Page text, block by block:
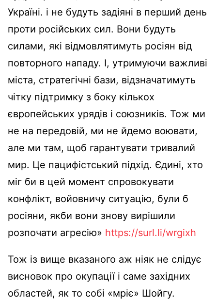
Україні. і не будуть задіяні в перший день
проти російських сил. Вони будуть
силами, які відмовлятимуть росіян від
повторного нападу. І, утримуючи важливі
міста, стратегічні бази, відзначатимуть
чітку підтримку з боку кількох
європейських урядів і союзників. Тож ми
не на передовій, ми не йдемо воювати,
але ми там, щоб гарантувати тривалий
мир. Це пацифістський підхід. Єдині, хто
міг би в цей момент спровокувати
конфлікт, войовничу ситуацію, були б
росіяни, якби вони знову вирішили
розпочати агресію» https://surl.li/wrgixh
Тож із вище вказаного аж ніяк не слідує
висновок про окупації і саме західних
областей, як то собі «мріє» Шойгу.